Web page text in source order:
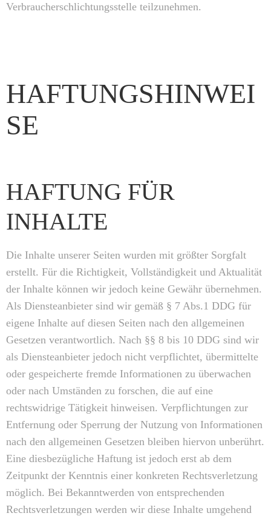
Verbraucherschlichtungsstelle teilzunehmen.
HAFTUNGSHINWEI
SE
HAFTUNG FÜR
INHALTE
Die Inhalte unserer Seiten wurden mit größter Sorgfalt
erstellt. Für die Richtigkeit, Vollständigkeit und Aktualität
der Inhalte können wir jedoch keine Gewähr übernehmen.
Als Diensteanbieter sind wir gemäß § 7 Abs.1 DDG für
eigene Inhalte auf diesen Seiten nach den allgemeinen
Gesetzen verantwortlich. Nach §§ 8 bis 10 DDG sind wir
als Diensteanbieter jedoch nicht verpflichtet, übermittelte
oder gespeicherte fremde Informationen zu überwachen
oder nach Umständen zu forschen, die auf eine
rechtswidrige Tätigkeit hinweisen. Verpflichtungen zur
Entfernung oder Sperrung der Nutzung von Informationen
nach den allgemeinen Gesetzen bleiben hiervon unberührt.
Eine diesbezügliche Haftung ist jedoch erst ab dem
Zeitpunkt der Kenntnis einer konkreten Rechtsverletzung
möglich. Bei Bekanntwerden von entsprechenden
Rechtsverletzungen werden wir diese Inhalte umgehend